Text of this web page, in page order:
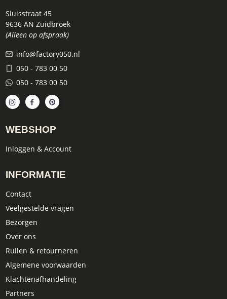
Sluisstraat 45
9636 AN Zuidbroek
(Alleen op afspraak)
info@factory050.nl
050 - 783 00 50
050 - 783 00 50
WEBSHOP
Inloggen & Account
INFORMATIE
Contact
Veelgestelde vragen
Bezorgen
Over ons
Ruilen & retourneren
Algemene voorwaarden
Klachtenafhandeling
Partners